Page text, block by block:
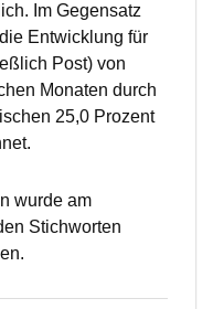
Im Gegensatz
Entwicklung für
Post) von
Monaten durch
25,0 Prozent
wurde am
Stichworten